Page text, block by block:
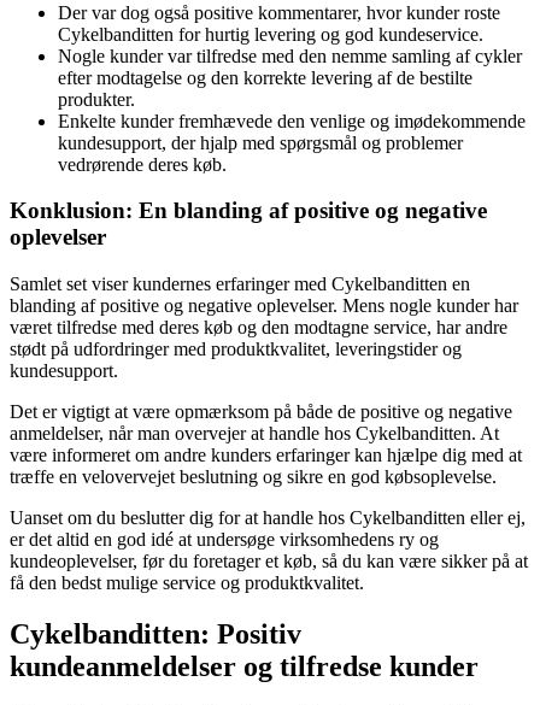
Der var dog også positive kommentarer, hvor kunder roste
Cykelbanditten for hurtig levering og god kundeservice.
Nogle kunder var tilfredse med den nemme samling af cykler
efter modtagelse og den korrekte levering af de bestilte
produkter.
Enkelte kunder fremhævede den venlige og imødekommende
kundesupport, der hjalp med spørgsmål og problemer
vedrørende deres køb.
Konklusion: En blanding af positive og negative
oplevelser
Samlet set viser kundernes erfaringer med Cykelbanditten en
blanding af positive og negative oplevelser. Mens nogle kunder har
været tilfredse med deres køb og den modtagne service, har andre
stødt på udfordringer med produktkvalitet, leveringstider og
kundesupport.
Det er vigtigt at være opmærksom på både de positive og negative
anmeldelser, når man overvejer at handle hos Cykelbanditten. At
være informeret om andre kunders erfaringer kan hjælpe dig med at
træffe en velovervejet beslutning og sikre en god købsoplevelse.
Uanset om du beslutter dig for at handle hos Cykelbanditten eller ej,
er det altid en god idé at undersøge virksomhedens ry og
kundeoplevelser, før du foretager et køb, så du kan være sikker på at
få den bedst mulige service og produktkvalitet.
Cykelbanditten: Positiv
kundeanmeldelser og tilfredse kunder